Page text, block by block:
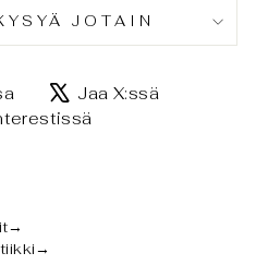
JOTAIN
Jaa
Facebookissa
Jaa X:ssä
→
→